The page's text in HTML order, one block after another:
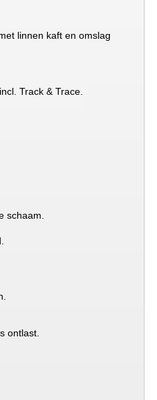
linnen kaft en omslag
Track & Trace.
schaam.
ontlast.